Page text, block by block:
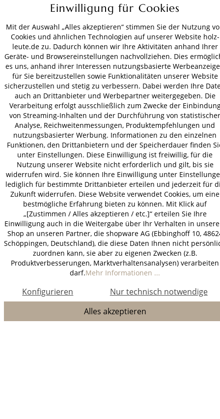
VERSAND
AGB Datenschutz
Impressum
© 2026 HOLZ-LEUTE
* Alle Preise inkl. gesetzl. Mehrwertsteuer zzgl.Versandkosten.
Einwilligung für Cookies
Mit der Auswahl „Alles akzeptieren“ stimmen Sie der Nutzung
Cookies und ähnlichen Technologien auf unserer Website holz-
leute.de zu. Dadurch können wir Ihre Aktivitäten anhand Ihrer
Geräte- und Browsereinstellungen nachvollziehen. Dies
es uns, anhand ihrer Interessen nutzungsbasierte
für Sie bereitzustellen sowie Funktionalitäten unserer Website
sicherzustellen und stetig zu verbessern. Dabei werden Ihre
auch an Drittanbieter und Werbepartner weitergegeben. Die
Verarbeitung erfolgt ausschließlich zum Zwecke der
von Streaming-Inhalten und der Durchführung von statistischer
Analyse, Reichweitenmessungen, Produktempfehlungen und
nutzungsbasierter Werbung. Informationen zu den einzelnen
Funktionen, den Drittanbietern und der Speicherdauer finden
unter Einstellungen. Diese Einwilligung ist freiwillig, für die
Nutzung unserer Website nicht erforderlich und gilt, bis sie
widerrufen wird. Sie können Ihre Einwilligung unter
lediglich für bestimmte Drittanbieter erteilen und jederzeit für
Zukunft widerrufen. Diese Website verwendet Cookies, um eine
bestmögliche Erfahrung bieten zu können. Mit Klick auf
„[Zustimmen / Alles akzeptieren / etc.]“ erteilen Sie Ihre
Einwilligung auch in die Weitergabe über Ihr Verhalten in
Shop an unseren Partner, die shopware AG (Ebbinghoff 10,
Schöppingen, Deutschland), die diese Daten Ihnen nicht
zuordnen kann, sie aber zu eigenen Zwecken (z.B.
Produktverbesserungen, Marktverhaltensanalysen) verarbeiten
darf.Mehr Informationen ...
Nur technisch notwendige
Konfigurieren
Alles akzeptieren